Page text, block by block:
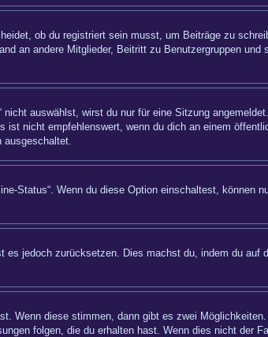
ob du registriert sein musst, um Beiträge zu
an andere Mitglieder, Beitritt zu Benutzergruppen
auswählst, wirst du nur für eine Sitzung
nicht empfehlenswert, wenn du dich an einem
ausgeschaltet.
Status“. Wenn du diese Option einschaltest, können
jedoch zurücksetzen. Dies machst du, indem du auf
Wenn diese stimmen, dann gibt es zwei
folgen, die du erhalten hast. Wenn dies nicht der